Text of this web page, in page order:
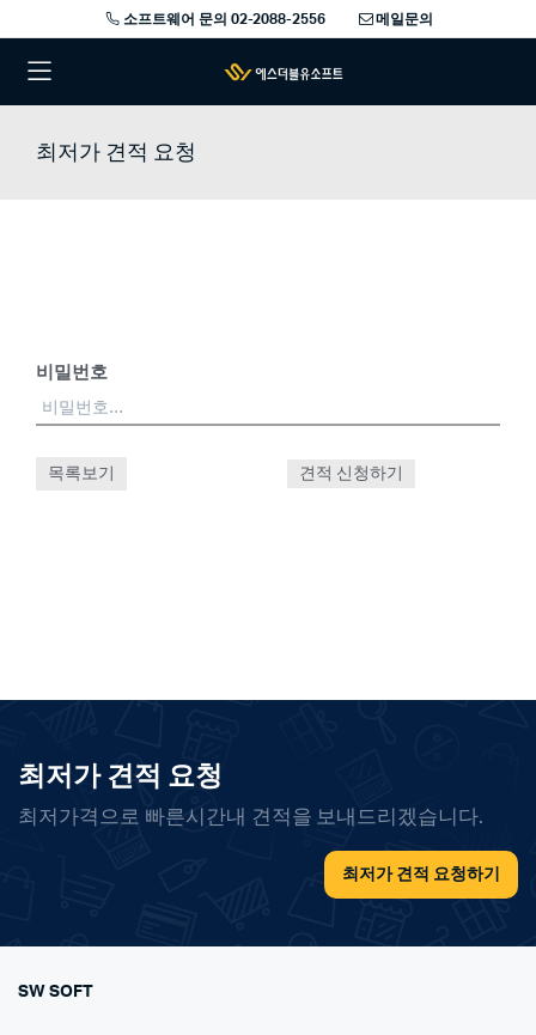
소프트웨어 문의 02-2088-2556 메일문의
최저가 견적 요청
비밀번호
목록보기
최저가 견적 요청
최저가격으로 빠른시간내 견적을 보내드리겠습니다.
최저가 견적 요청하기
SW SOFT